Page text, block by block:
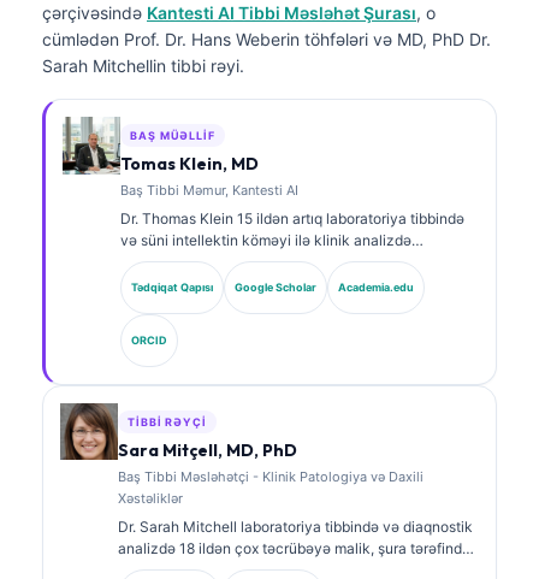
çərçivəsində Kantesti AI Tibbi Məsləhət Şurası, o
cümlədən Prof. Dr. Hans Weberin töhfələri və MD, PhD Dr.
Sarah Mitchellin tibbi rəyi.
BAŞ MÜƏLLIF
Tomas Klein, MD
Baş Tibbi Məmur, Kantesti AI
Dr. Thomas Klein 15 ildən artıq laboratoriya tibbində
və süni intellektin köməyi ilə klinik analizdə
təcrübəyə malik, sertifikatlı klinik hematoloq və
internistdir. Kantesti AI şirkətində Baş Tibb Direktoru
kimi o, məxsusi neyron şəbəkənin tibbi dəqiqliyinə
dair klinik nəzarəti həyata keçirir. Dr. Klein
biomarkerlərin şərhi və laboratoriya diaqnostikası
mövzularında laboratoriya tibbinə dair geniş şəkildə
nəşrlər edib.
Tədqiqat Qapısı Google Scholar Academia.edu
ORCID
TIBBI RƏYÇI
Sara Mitçell, MD, PhD
Baş Tibbi Məsləhətçi - Klinik Patologiya və Daxili
Xəstəliklər
Dr. Sarah Mitchell laboratoriya tibbində və diaqnostik
analizdə 18 ildən çox təcrübəyə malik, şura tərəfindən
təsdiqlənmiş klinik patoloqdur. O, klinik kimya üzrə